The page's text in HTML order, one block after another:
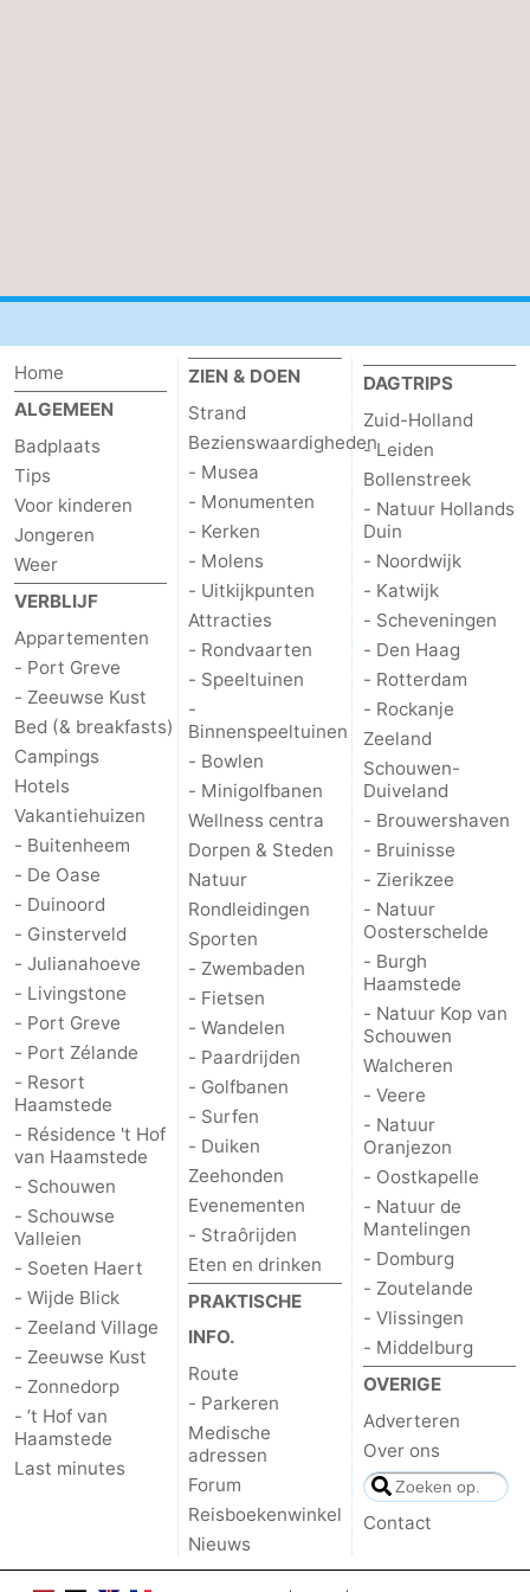
Duin
Katwijk
-
Scheveningen
-
Den
Haag
-
Rotterdam
-
Rockanje
Zeeland
Schouwen-
Duiveland
-
Bruinisse
-
Zierikzee
-
Natuur
Oosterschelde
-
Burgh
Kop
van
Schouwen
-
Veere
-
Natuur
Oranjezon
-
Oostkapelle
-
Natuur
de
Mantelingen
-
Domburg
-
Zoutelande
-
Vlissingen
Middelburg
Weer
Contact
Home
ALGEMEEN
Badplaats
Tips
Voor kinderen
Jongeren
Weer
VERBLIJF
Appartementen
- Port Greve
- Zeeuwse Kust
Bed (& breakfasts)
Campings
Hotels
Vakantiehuizen
- Buitenheem
- De Oase
- Duinoord
- Ginsterveld
- Julianahoeve
- Livingstone
- Port Greve
- Port Zélande
- Resort
Haamstede
- Résidence 't Hof
van Haamstede
- Schouwen
- Schouwse
Valleien
- Soeten Haert
- Wijde Blick
- Zeeland Village
- Zeeuwse Kust
- Zonnedorp
- ’t Hof van
Haamstede
Last minutes
ZIEN & DOEN
Strand
Bezienswaardigheden
- Musea
- Monumenten
- Kerken
- Molens
- Uitkijkpunten
Attracties
- Rondvaarten
- Speeltuinen
-
Binnenspeeltuinen
- Bowlen
- Minigolfbanen
Wellness centra
Dorpen & Steden
Natuur
Rondleidingen
Sporten
- Zwembaden
- Fietsen
- Wandelen
- Paardrijden
- Golfbanen
- Surfen
- Duiken
Zeehonden
Evenementen
- Straôrijden
Eten en drinken
PRAKTISCHE
INFO.
Route
- Parkeren
Medische
adressen
Forum
Reisboekenwinkel
Nieuws
DAGTRIPS
Zuid-Holland
- Leiden
Bollenstreek
- Natuur Hollands
Duin
- Noordwijk
- Katwijk
- Scheveningen
- Den Haag
- Rotterdam
- Rockanje
Zeeland
Schouwen-
Duiveland
- Brouwershaven
- Bruinisse
- Zierikzee
- Natuur
Oosterschelde
- Burgh
Haamstede
- Natuur Kop van
Schouwen
Walcheren
- Veere
- Natuur
Oranjezon
- Oostkapelle
- Natuur de
Mantelingen
- Domburg
- Zoutelande
- Vlissingen
- Middelburg
OVERIGE
Adverteren
Over ons
Contact